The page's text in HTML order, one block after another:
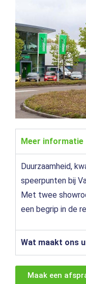
Meer informatie
Duurzaamheid,
speerpunten bij
Met twee
een begrip in de
Wat maakt ons
Maak een